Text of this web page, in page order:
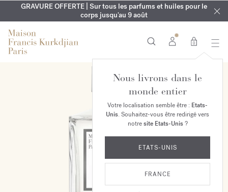
EXCLUSIF | Découvrez le nouveau parfum OUDvelvet mood
dans votre commande*
GRAVURE OFFERTE | Sur tous les parfums et huiles pour le
corps jusqu'au 9 août
LE VESTIAIRE DE L'ÉTÉ | Découvrez votre parfum signature
0
Nous livrons dans le
monde entier
Votre localisation semble être : Etats-
Unis. Souhaitez-vous être redirigé vers
notresite Etats-Unis?
ETATS-UNIS
FRANCE
EXCLUSIVITÉ MAISON